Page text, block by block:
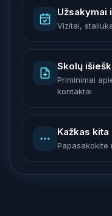
Užsakymai
Vizitai,
Skolų
Priminimai
kontaktai
Kažkas kita
Papasakokite